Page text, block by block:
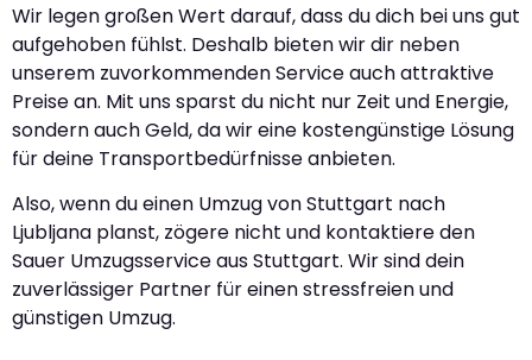
Wir legen großen Wert darauf, dass du dich bei uns gut
aufgehoben fühlst. Deshalb bieten wir dir neben
unserem zuvorkommenden Service auch attraktive
Preise an. Mit uns sparst du nicht nur Zeit und Energie,
sondern auch Geld, da wir eine kostengünstige Lösung
für deine Transportbedürfnisse anbieten.
Also, wenn du einen Umzug von Stuttgart nach
Ljubljana planst, zögere nicht und kontaktiere den
Sauer Umzugsservice aus Stuttgart. Wir sind dein
zuverlässiger Partner für einen stressfreien und
günstigen Umzug.